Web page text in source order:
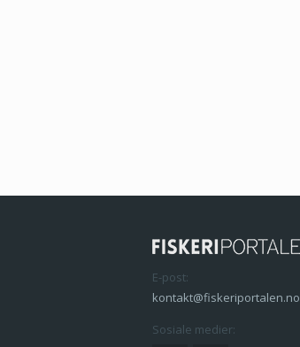
E-post:
kontakt@fiskeriportalen.no
Sosiale medier: